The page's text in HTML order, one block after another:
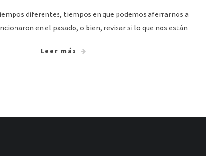
diferentes, tiempos en que podemos aferrarnos a
en el pasado, o bien, revisar si lo que nos están
Leer más